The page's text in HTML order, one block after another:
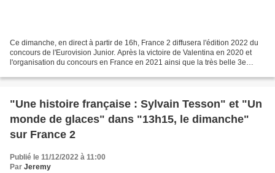
Ce dimanche, en direct à partir de 16h, France 2 diffusera l'édition 2022 du
concours de l'Eurovision Junior. Après la victoire de Valentina en 2020 et
l'organisation du concours en France en 2021 ainsi que la très belle 3e
"Une histoire française : Sylvain Tesson" et "Un
monde de glaces" dans "13h15, le dimanche"
sur France 2
Publié le 11/12/2022 à 11:00
Par Jeremy